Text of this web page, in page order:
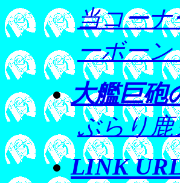
当コー
ーボー
大艦巨砲
ぶらり鹿
LINK